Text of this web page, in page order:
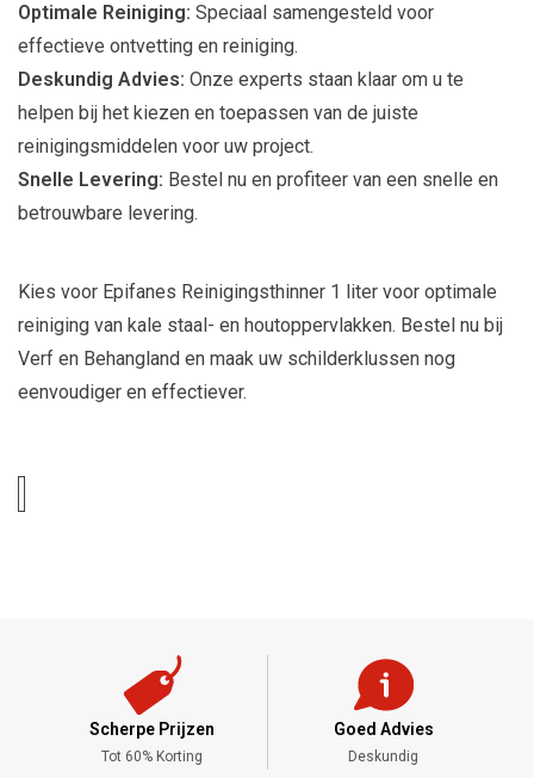
Optimale Reiniging: Speciaal samengesteld voor
effectieve ontvetting en reiniging.
Deskundig Advies: Onze experts staan klaar om u te
helpen bij het kiezen en toepassen van de juiste
reinigingsmiddelen voor uw project.
Snelle Levering: Bestel nu en profiteer van een snelle en
betrouwbare levering.
Kies voor Epifanes Reinigingsthinner 1 liter voor optimale
reiniging van kale staal- en houtoppervlakken. Bestel nu bij
Verf en Behangland en maak uw schilderklussen nog
eenvoudiger en effectiever.
Scherpe Prijzen
Tot 60% Korting
Goed Advies
Deskundig